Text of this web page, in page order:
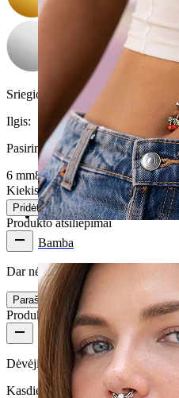
Bamba
Sriegio storis:1,2 mm
Ilgis:
Pasirinkite Ilgis
6 mm8 mm
Kiekis 1 Keitimas
Pridėti į krepšelį
Produkto atsiliepimai
Dar nėra jokių šios prekės apžvalgų
Parašyti įvertinimą
Produkto kokybė
Dėvėjimo dažnumas
Kasdienio naudojimo